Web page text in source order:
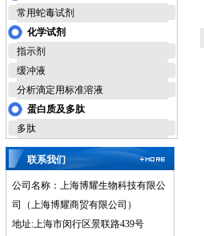
常用蛇毒试剂
化学试剂
指示剂
缓冲液
分析滴定用标准溶液
蛋白质及多肽
多肽
联系我们
公司名称：上海博耀生物科技有限公
司（上海博耀商贸有限公司）
地址:上海市闵行区景联路439号